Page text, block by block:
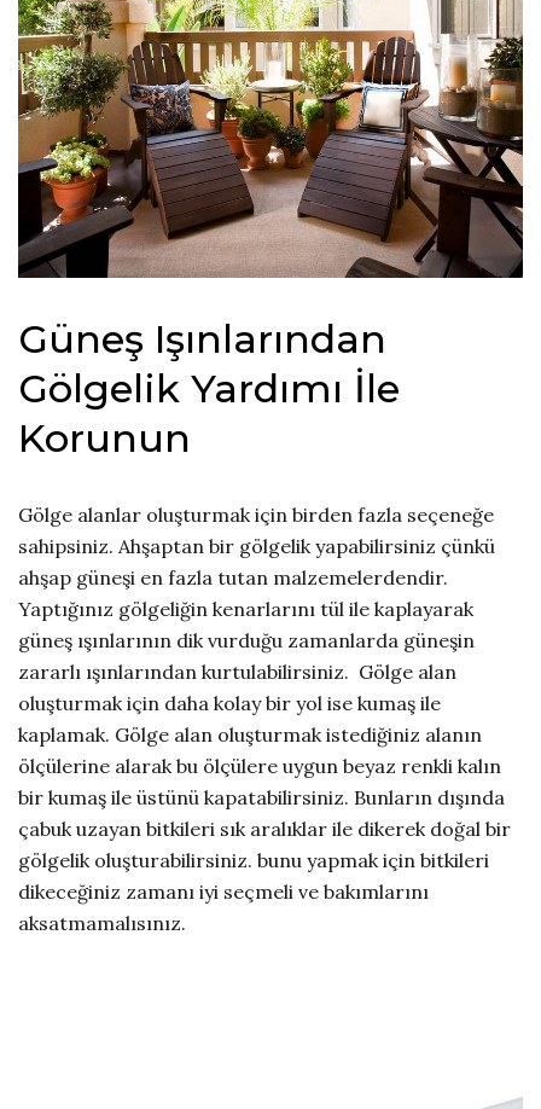
Güneş Işınlarından
Gölgelik Yardımı İle
Korunun
Gölge alanlar oluşturmak için birden fazla seçeneğe
sahipsiniz. Ahşaptan bir gölgelik yapabilirsiniz çünkü
ahşap güneşi en fazla tutan malzemelerdendir.
Yaptığınız gölgeliğin kenarlarını tül ile kaplayarak
güneş ışınlarının dik vurduğu zamanlarda güneşin
zararlı ışınlarından kurtulabilirsiniz. Gölge alan
oluşturmak için daha kolay bir yol ise kumaş ile
kaplamak. Gölge alan oluşturmak istediğiniz alanın
ölçülerine alarak bu ölçülere uygun beyaz renkli kalın
bir kumaş ile üstünü kapatabilirsiniz. Bunların dışında
çabuk uzayan bitkileri sık aralıklar ile dikerek doğal bir
gölgelik oluşturabilirsiniz. bunu yapmak için bitkileri
dikeceğiniz zamanı iyi seçmeli ve bakımlarını
aksatmamalısınız.